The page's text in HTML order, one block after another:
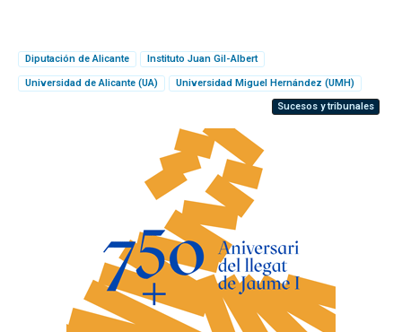
Diputación de Alicante Instituto Juan Gil-Albert
Universidad de Alicante (UA)
Universidad Miguel Hernández (UMH)
Sucesos y tribunales